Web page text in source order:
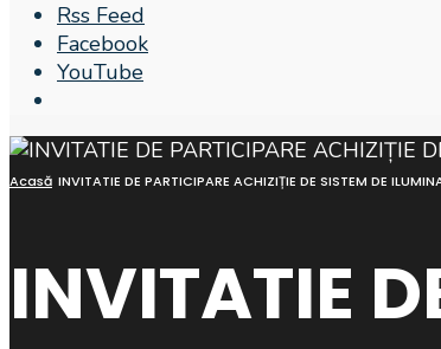
Rss Feed
Facebook
YouTube
Search
Window
Acasă INVITATIE DE PARTICIPARE ACHIZIȚIE DE SISTEM DE
INVITATIE